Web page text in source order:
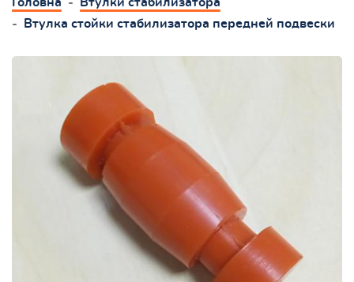
Втулка стойки стабилизатора передней подвески